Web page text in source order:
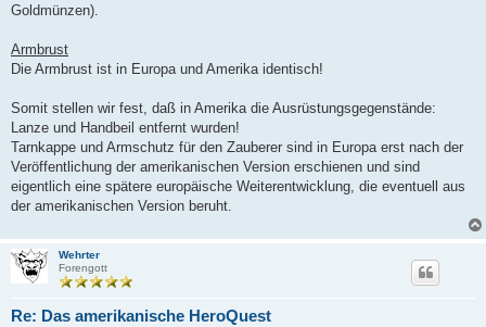
Goldmünzen).
Armbrust
Die Armbrust ist in Europa und Amerika identisch!
Somit stellen wir fest, daß in Amerika die Ausrüstungsgegenstände:
Lanze und Handbeil entfernt wurden!
Tarnkappe und Armschutz für den Zauberer sind in Europa erst nach der
Veröffentlichung der amerikanischen Version erschienen und sind
eigentlich eine spätere europäische Weiterentwicklung, die eventuell aus
der amerikanischen Version beruht.
Wehrter
Forengott
Re: Das amerikanische HeroQuest